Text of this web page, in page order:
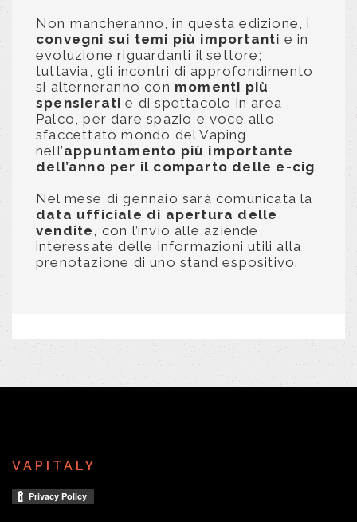
Non mancheranno, in questa edizione, i
convegni sui temi più importanti e in
evoluzione riguardanti il settore;
tuttavia, gli incontri di approfondimento
si alterneranno con momenti più
spensieratie di spettacolo in area
Palco, per dare spazio e voce allo
sfaccettato mondo del Vaping
nell’appuntamento più importante
dell’anno per il comparto delle e-cig.
Nel mese di gennaio sarà comunicata la
data ufficiale di apertura delle
vendite
, con l’invio alle aziende
interessate delle informazioni utili alla
prenotazione di uno stand espositivo.
VAPITALY